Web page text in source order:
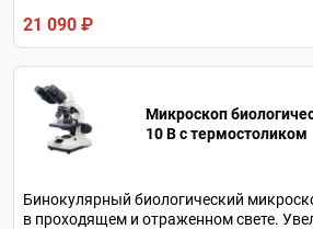
адаптера.
21 090 ₽
Микроскоп
10 B c термостоликом
Бинокулярный биологический
в проходящем и отраженном свете.